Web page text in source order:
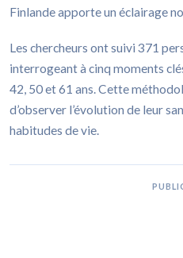
Finlande apporte un éclairage
Les chercheurs ont suivi 371
interrogeant à cinq moments
42, 50 et 61 ans. Cette
d’observer l’évolution de leur
habitudes de vie.